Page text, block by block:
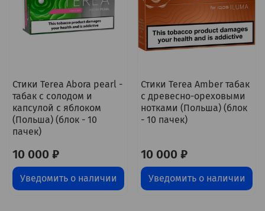
Стики Terea Abora pearl -
табак с солодом и
капсулой с яблоком
(Польша) (блок - 10
пачек)
10 000 ₽
Уведомить о наличии
Стики Terea Amber табак
с древесно-ореховыми
нотками (Польша) (блок
- 10 пачек)
10 000 ₽
Уведомить о наличии